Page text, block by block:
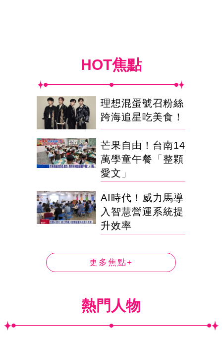
HOT焦點
理想混蛋號召粉絲
跨海追星吃美食！
芒果自由！台南14
萬學童午餐「整顆
愛文」
AI時代！威力馬導
入智慧營運系統提
升效率
更多焦點+
熱門人物